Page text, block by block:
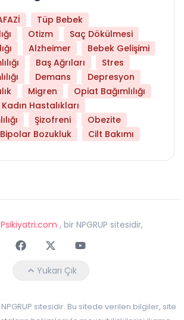
Tüp Bebek
Otizm
Saç Dökülmesi
Alzheimer
Bebek Gelişimi
Baş Ağrıları
Stres
Demans
Depresyon
Migren
Opiat Bağımlılığı
Kadın Hastalıkları
Şizofreni
Obezite
Bipolar Bozukluk Cilt Bakımı
, bir NPGRUP sitesidir,
FaceebokTwitterYoutube
Yukarı Çık
sitesidir. Bu sitede verilen bilgiler, site